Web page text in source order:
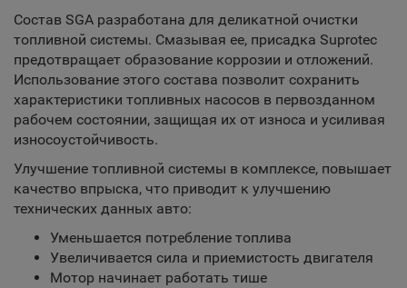
Состав SGA разработана для деликатной очистки
топливной системы. Смазывая ее, присадка Suprotec
предотвращает образование коррозии и отложений.
Использование этого состава позволит сохранить
характеристики топливных насосов в первозданном
рабочем состоянии, защищая их от износа и усиливая
износоустойчивость.
Улучшение топливной системы в комплексе, повышает
качество впрыска, что приводит к улучшению
технических данных авто:
Уменьшается потребление топлива
Увеличивается сила и приемистость двигателя
Мотор начинает работать тише